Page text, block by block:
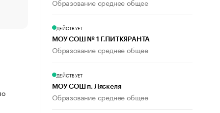
пользователейОбразование среднее общее
ДЕЙСТВУЕТ
МОУ СОШ № 1 Г.ПИТКЯРАНТА
Образование среднее общее
ДЕЙСТВУЕТ
МОУ СОШ п. Ляскеля
Образование среднее общее